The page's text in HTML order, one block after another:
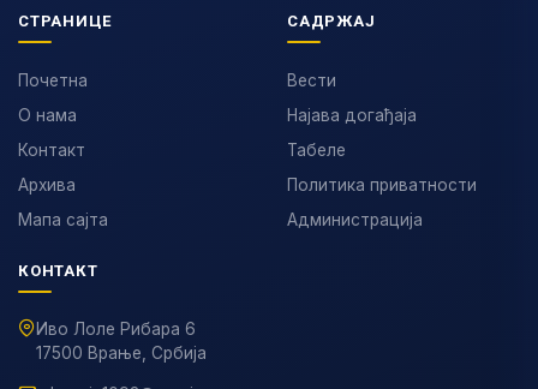
СТРАНИЦЕ
Почетна
О нама
Контакт
Архива
Мапа сајта
САДРЖАЈ
Вести
Најава догађаја
Табеле
Политика приватности
Администрација
КОНТАКТ
Иво Лоле Рибара 6
17500 Врање, Србија